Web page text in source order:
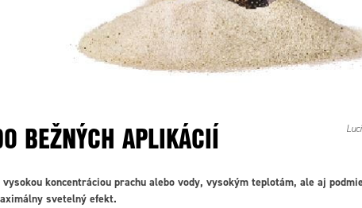
BEŽNÝCH APLIKÁCIÍ
koncentráciou prachu alebo vody, vysokým teplotám, ale aj
svetelný efekt.